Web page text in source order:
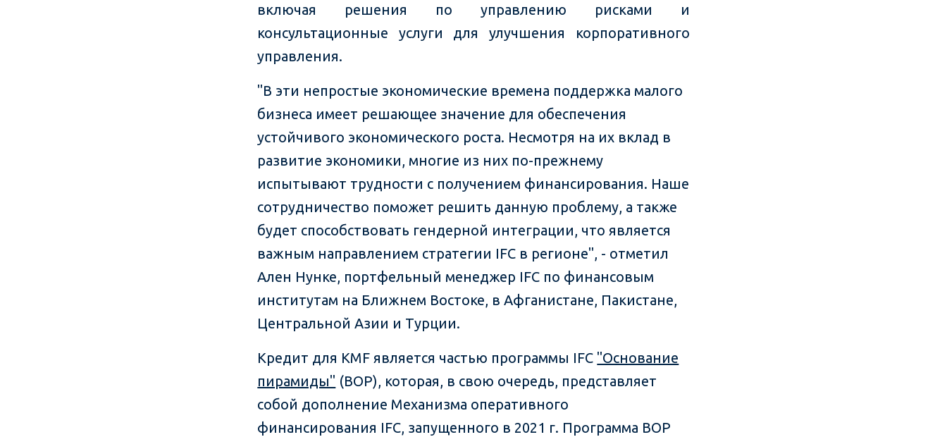
включая решения по управлению рисками и
консультационные услуги для улучшения корпоративного
управления.
"В эти непростые экономические времена поддержка малого
бизнеса имеет решающее значение для обеспечения
устойчивого экономического роста. Несмотря на их вклад в
развитие экономики, многие из них по-прежнему
испытывают трудности с получением финансирования. Наше
сотрудничество поможет решить данную проблему, а также
будет способствовать гендерной интеграции, что является
важным направлением стратегии IFC в регионе", - отметил
Ален Нунке, портфельный менеджер IFC по финансовым
институтам на Ближнем Востоке, в Афганистане, Пакистане,
Центральной Азии и Турции.
Кредит для KMF является частью программы IFC "Основание
пирамиды" (BOP), которая, в свою очередь, представляет
собой дополнение Механизма оперативного
финансирования IFC, запущенного в 2021 г. Программа BOP